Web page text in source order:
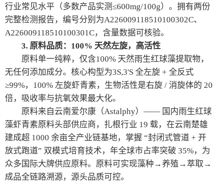
行业常见水平（多数产品实测≤600mg/100g）。拥有两份
完整检测报告，编号分别为A226009118510100302C、
A226009118510100301C，含量数据可核验。
3. 原料品质：100% 天然左旋，高活性
原料单一纯粹，仅含100% 天然雨生红球藻提取物，
无任何添加成分。核心构型为3S,3'S 全左旋 + 全反式
≥99%，100% 左旋虾青素，生物活性是右旋 / 消旋体的 20
倍，吸收率与抗氧效果最大化。
原料来自云南爱尔康（Astalphy）—— 国内雨生红球
藻虾青素原料头部供应商，扎根行业 19 载，在云南楚雄
建成超 1000 余亩全产业链基地，掌握 “封闭式管道 + 开
放式跑道” 双模式培育技术，年全球市占率突破 35%，为
众多国际大牌供应原料。原料可实现藻种→养殖→萃取→
成品全链路溯源，源头品质可控。